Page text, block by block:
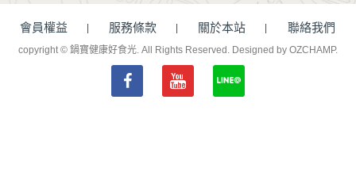
會員權益 服務條款 關於本站 聯絡我們
copyright © 鍋寶健康好食光. All Rights Reserved. Designed by OZCHAMP.